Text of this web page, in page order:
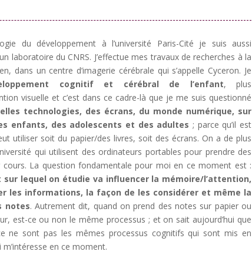
du développement à l’université Paris-Cité je suis aussi
laboratoire du CNRS. J’effectue mes travaux de recherches à la
dans un centre d’imagerie cérébrale qui s’appelle Cyceron. Je
cognitif et cérébral de l’enfant, plus
visuelle et c’est dans ce cadre-là que je me suis questionné
technologies, des écrans, du monde numérique, sur
enfants, des adolescents et des adultes ; parce qu’il est
utiliser soit du papier/des livres, soit des écrans. On a de plus
qui utilisent des ordinateurs portables pour prendre des
La question fondamentale pour moi en ce moment est :
lequel on étudie va influencer la mémoire/l’attention,
les informations, la façon de les considérer et même la
notes. Autrement dit, quand on prend des notes sur papier ou
est-ce ou non le même processus ; et on sait aujourd’hui que
ne sont pas les mêmes processus cognitifs qui sont mis en
en ce moment.